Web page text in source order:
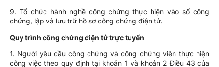
9. Tổ chức hành nghề công chứng thực hiện vào số công
chứng, lập và lưu trữ hồ sơ công chứng điện tử.
Quy trình công chứng điện tử trực tuyến
1. Người yêu cầu công chứng và công chứng viên thực hiện
công việc theo quy định tại khoản 1 và khoản 2 Điều 43 của